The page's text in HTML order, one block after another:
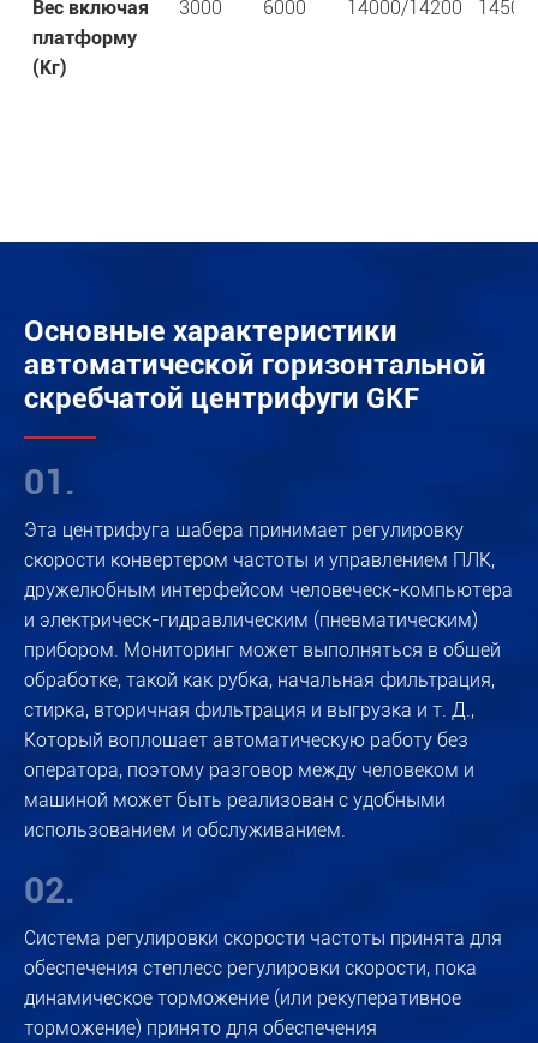
Вес включая
платформу
(Кг)
3000 6000 14000/14200 14500
Основные характеристики
автоматической горизонтальной
скребчатой центрифуги GKF
01.
Эта центрифуга шабера принимает регулировку
скорости конвертером частоты и управлением ПЛК,
дружелюбным интерфейсом человеческ-компьютера
и электрическ-гидравлическим (пневматическим)
прибором. Мониторинг может выполняться в общей
обработке, такой как рубка, начальная фильтрация,
стирка, вторичная фильтрация и выгрузка и т. Д.,
Который воплощает автоматическую работу без
оператора, поэтому разговор между человеком и
машиной может быть реализован с удобными
использованием и обслуживанием.
02.
Система регулировки скорости частоты принята для
обеспечения степлесс регулировки скорости, пока
динамическое торможение (или рекуперативное
торможение) принято для обеспечения